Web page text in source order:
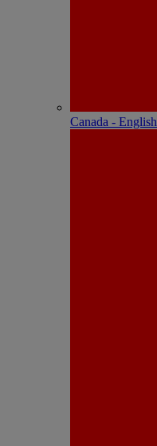
Canada - English